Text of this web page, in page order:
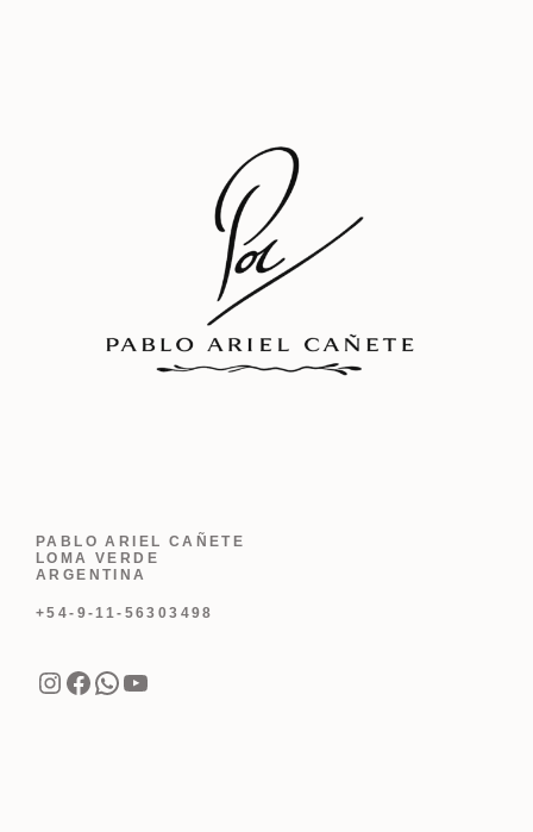
PABLO ARIEL CAÑETE
LOMA VERDE
ARGENTINA
+54-9-11-56303498
Instagram
Facebook
WhatsApp
YouTube